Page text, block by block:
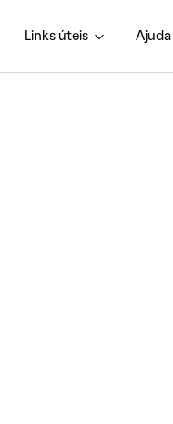
Links úteis Ajuda